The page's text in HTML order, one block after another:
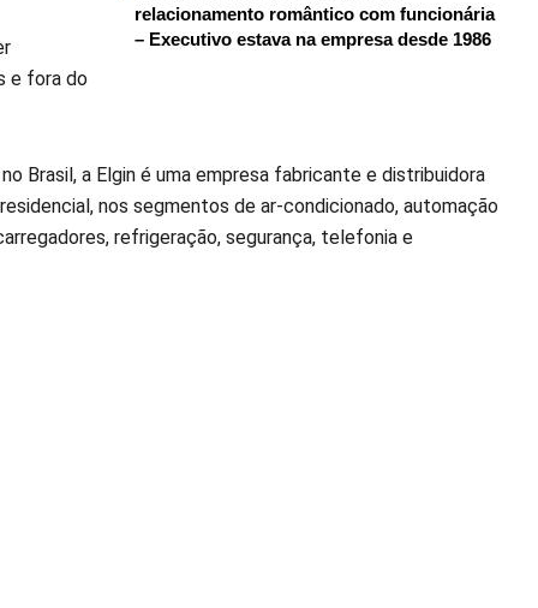
relacionamento romântico com funcionária
– Executivo estava na empresa desde 1986
e fora do
Brasil, a Elgin é uma empresa fabricante e distribuidora
nos segmentos de ar-condicionado, automação
refrigeração, segurança, telefonia e